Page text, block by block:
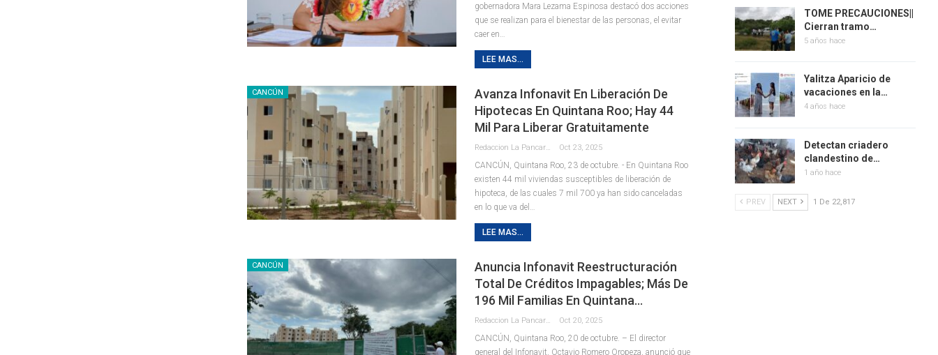
gobernadora Mara Lezama Espinosa destacó dos acciones
que se realizan para el bienestar de las personas, el evitar
caer en
LEE MAS...
CANCÚN
Avanza Infonavit En Liberación De
Hipotecas En Quintana Roo; Hay 44
Mil Para Liberar Gratuitamente
Oct 23, 2025
CANCÚN, Quintana Roo, 23 de octubre. - En Quintana Roo
existen 44 mil viviendas susceptibles de liberación de
hipoteca, de las cuales 7 mil 700 ya han sido canceladas
en lo que va del
LEE MAS...
CANCÚN
Anuncia Infonavit Reestructuración
Total De Créditos Impagables; Más De
196 Mil Familias En Quintana…
Oct 20, 2025
CANCÚN, Quintana Roo, 20 de octubre. – El director
general del Infonavit, Octavio Romero Oropeza, anunció que
TOME PRECAUCIONES||
Cierran tramo…
5 años hace
Yalitza Aparicio de
vacaciones en la…
4 años hace
Detectan criadero
clandestino de…
1 año hace
PREV NEXT 1 De 22,817